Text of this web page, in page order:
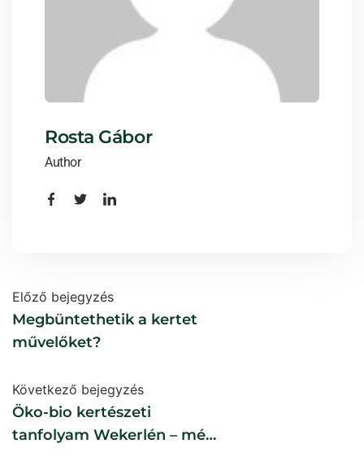
Rosta Gábor
Author
Előző bejegyzés
Megbüntethetik a kertet
művelőket?
Következő bejegyzés
Öko-bio kertészeti
tanfolyam Wekerlén – még